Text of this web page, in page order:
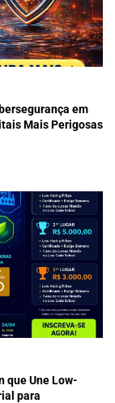
em
Mais Perigosas
que Une Low-
para